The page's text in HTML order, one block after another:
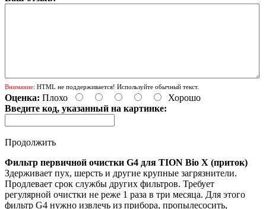
Внимание: HTML не поддерживается! Используйте обычный текст.
Оценка: Плохо
Хорошо
Введите код, указанный на картинке:
Продолжить
Фильтр первичной очистки G4 для TION Bio X (приток)
Здерживает пух, шерсть и другие крупные загрязнители.
Продлевает срок службы других фильтров. Требует
регулярной очистки не реже 1 раза в три месяца. Для этого
фильтр G4 нужно извлечь из прибора, пропылесосить,